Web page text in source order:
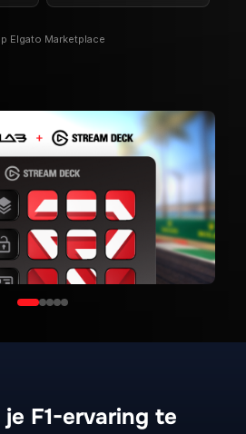
Elgato Marketplace
je F1-ervaring te